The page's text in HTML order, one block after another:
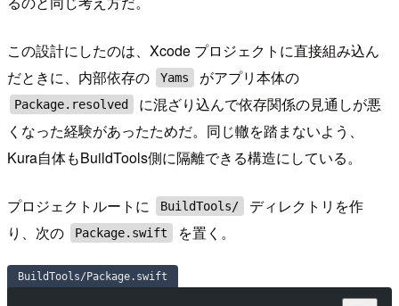
この設計にしたのは、Xcode プロジェクトに直接組み込ん
だときに、内部依存の
Yams がアプリ本体の
Package.resolved
に混ざり込んで依存関係の見通しが悪
くなった経験があったためだ。同じ轍を踏まないよう、
Kura自体もBuildTools側に隔離できる構造にしている。
プロジェクトルートに BuildTools/
ディレクトリを作
り、次の
Package.swift を置く。
BuildTools/Package.swift